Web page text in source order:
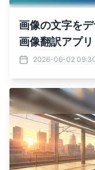
画像の文字を
画像翻訳アプ
を 6月1日より
2026-06-02